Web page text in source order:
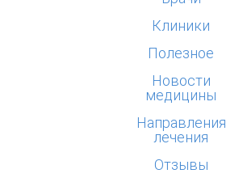
Клиники
Полезное
Новости
медицины
Направления
лечения
Отзывы